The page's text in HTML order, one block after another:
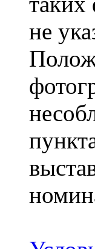
не